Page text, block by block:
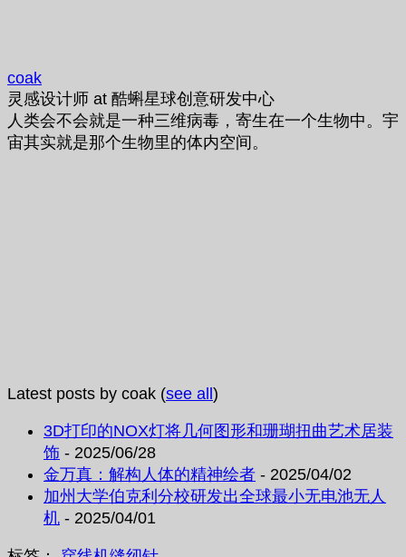
coak
灵感设计师 at 酷蝌星球创意研发中心
人类会不会就是一种三维病毒，寄生在一个生物中。宇
宙其实就是那个生物里的体内空间。
Latest posts by coak (see all )
3D打印的NOX灯将几何图形和珊瑚扭曲艺术居装
饰 - 2025/06/28
金万真：解构人体的精神绘者 - 2025/04/02
加州大学伯克利分校研发出全球最小无电池无人
机 - 2025/04/01